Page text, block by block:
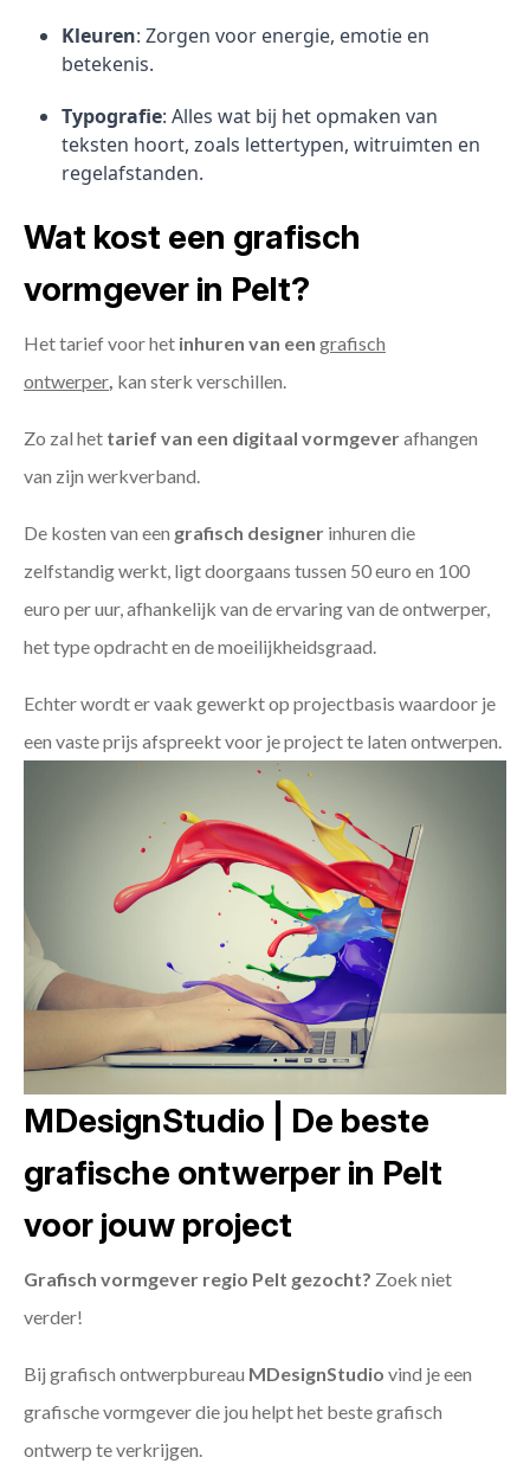
Kleuren: Zorgen voor energie, emotie en
betekenis.
Typografie: Alles wat bij het opmaken van
teksten hoort, zoals lettertypen, witruimten en
regelafstanden.
Wat kost een grafisch
vormgever in Pelt?
Het tarief voor het inhuren van een grafisch
ontwerper kan sterk verschillen.
Zo zal het tarief van een digitaal vormgeverafhangen
van zijn werkverband.
De kosten van een grafisch designer inhuren die
zelfstandig werkt, ligt doorgaans tussen 50 euro en 100
euro per uur, afhankelijk van de ervaring van de ontwerper,
het type opdracht en de moeilijkheidsgraad.
Echter wordt er vaak gewerkt op projectbasis waardoor je
een vaste prijs afspreekt voor je project te laten ontwerpen.
MDesignStudio | De beste
grafische ontwerper in Pelt
voor jouw project
Grafisch vormgever regio Pelt gezocht? Zoek niet
verder!
Bij grafisch ontwerpbureau MDesignStudio vind je een
grafische vormgever die jou helpt het beste grafisch
ontwerp te verkrijgen.